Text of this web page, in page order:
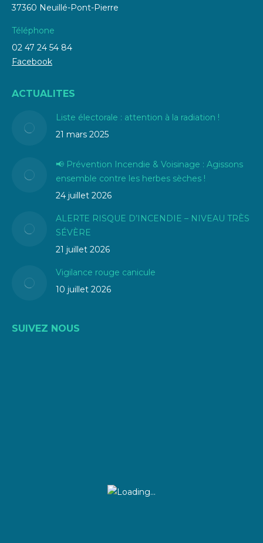
37360 Neuillé-Pont-Pierre
Téléphone
02 47 24 54 84
Facebook
ACTUALITES
Liste électorale : attention à la radiation !
21 mars 2025
📢 Prévention Incendie & Voisinage : Agissons
ensemble contre les herbes sèches !
24 juillet 2026
ALERTE RISQUE D’INCENDIE – NIVEAU TRÈS
SÉVÈRE
21 juillet 2026
Vigilance rouge canicule
10 juillet 2026
SUIVEZ NOUS